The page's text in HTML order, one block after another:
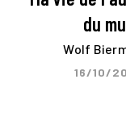
du
Wolf
16/10/